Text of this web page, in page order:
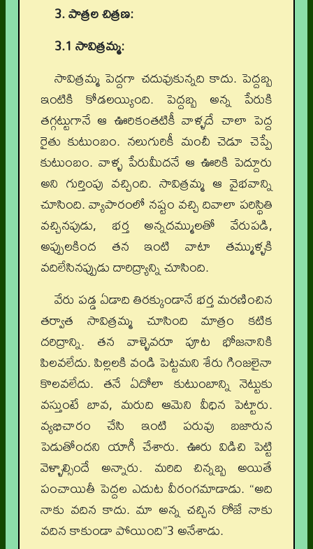
3. పాత్రల చిత్రణ:
3.1 సావిత్రమ్మ:
సావిత్రమ్మ పెద్దగా చదువుకున్నది కాదు. పెద్దబ్బ
ఇంటికి కోడలయ్యింది. పెద్దబ్బ అన్న పేరుకి
తగ్గట్టుగానే ఆ ఊరికంతటికీ వాళ్ళదే చాలా పెద్ద
రైతు కుటుంబం. నలుగురికీ మంచీ చెడూ చెప్పే
కుటుంబం. వాళ్ళ పేరుమీదనే ఆ ఊరికి పెద్దూరు
అని గుర్తింపు వచ్చింది. సావిత్రమ్మ ఆ వైభవాన్ని
చూసింది. వ్యాపారంలో నష్టం వచ్చి దివాలా పరిస్థితి
వచ్చినపుడు, భర్త అన్నదమ్ములతో వేరుపడి,
అప్పులకింద తన ఇంటి వాటా తమ్ముళ్ళకి
వదిలేసినప్పుడు దారిద్ర్యాన్ని చూసింది.
వేరు పడ్డ ఏడాది తిరక్కుండానే భర్త మరణించిన
తర్వాత సావిత్రమ్మ చూసింది మాత్రం కటిక
దరిద్రాన్ని. తన వాళ్ళెవరూ పూట భోజనానికి
పిలవలేదు. పిల్లలకి వండి పెట్టమని శేరు గింజలైనా
కొలవలేదు. తనే ఏదోలా కుటుంబాన్ని నెట్టుకు
వస్తుంటే బావ, మరుది ఆమెని వీధిన పెట్టారు.
వ్యభిచారం చేసి ఇంటి పరువు బజారున
పెడుతోందని యాగీ చేశారు. ఊరు విడిచి పెట్టి
వెళ్ళాల్సిందే అన్నారు. మరిది చిన్నబ్బ అయితే
పంచాయితీ పెద్దల ఎదుట వీరంగమాడాడు. “అది
నాకు వదిన కాదు. మా అన్న చచ్చిన రోజే నాకు
వదిన కాకుండా పోయింది”3 అనేశాడు.